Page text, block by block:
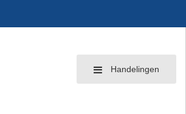
Handelingen